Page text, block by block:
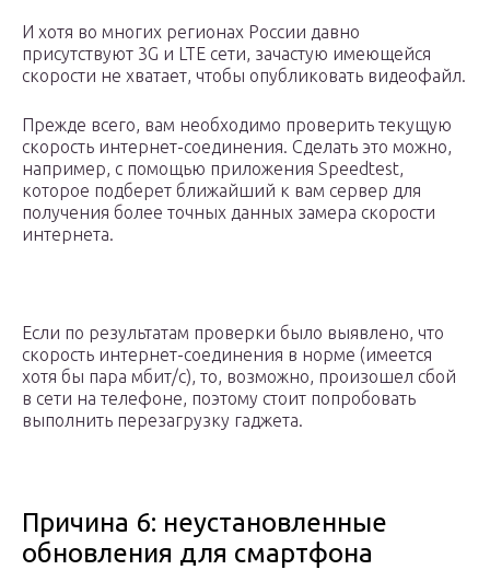
И хотя во многих регионах России давно
присутствуют 3G и LTE сети, зачастую имеющейся
скорости не хватает, чтобы опубликовать видеофайл.
Прежде всего, вам необходимо проверить текущую
скорость интернет-соединения. Сделать это можно,
например, с помощью приложения Speedtest,
которое подберет ближайший к вам сервер для
получения более точных данных замера скорости
интернета.
Если по результатам проверки было выявлено, что
скорость интернет-соединения в норме (имеется
хотя бы пара мбит/с), то, возможно, произошел сбой
в сети на телефоне, поэтому стоит попробовать
выполнить перезагрузку гаджета.
Причина 6: неустановленные
обновления для смартфона